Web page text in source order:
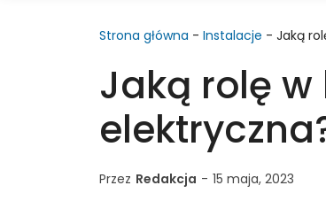
Strona główna - Instalacje - Jaką
Jaką rolę
Przez Redakcja - 15 maja, 2023